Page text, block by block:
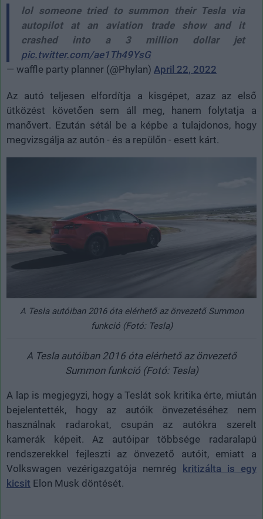
lol someone tried to summon their Tesla via
autopilot at an aviation trade show and it
crashed into a 3 million dollar jet
pic.twitter.com/ae1Th49YsG
— waffle party planner (@Phylan) April 22, 2022
Az autó teljesen elfordítja a kisgépet, azaz az első
ütközést követően sem áll meg, hanem folytatja a
manővert. Ezután sétál be a képbe a tulajdonos, hogy
megvizsgálja az autón - és a repülőn - esett kárt.
A Tesla autóiban 2016 óta elérhető az önvezető Summon
funkció (Fotó: Tesla)
A Tesla autóiban 2016 óta elérhető az önvezető
Summon funkció (Fotó: Tesla)
A lap is megjegyzi, hogy a Teslát sok kritika érte, miután
bejelentették, hogy az autóik önvezetéséhez nem
használnak radarokat, csupán az autókra szerelt
kamerák képeit. Az autóipar többsége radaralapú
rendszerekkel fejleszti az önvezető autóit, emiatt a
Volkswagen vezérigazgatója nemrég kritizálta is egy
kicsit Elon Musk döntését.